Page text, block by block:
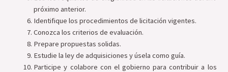
próximo anterior.
Identifique los procedimientos de licitación vigentes.
Conozca los criterios de evaluación.
Prepare propuestas solidas.
Estudie la ley de adquisiciones y úsela como guía.
Participe y colabore con el gobierno para contribuir a los